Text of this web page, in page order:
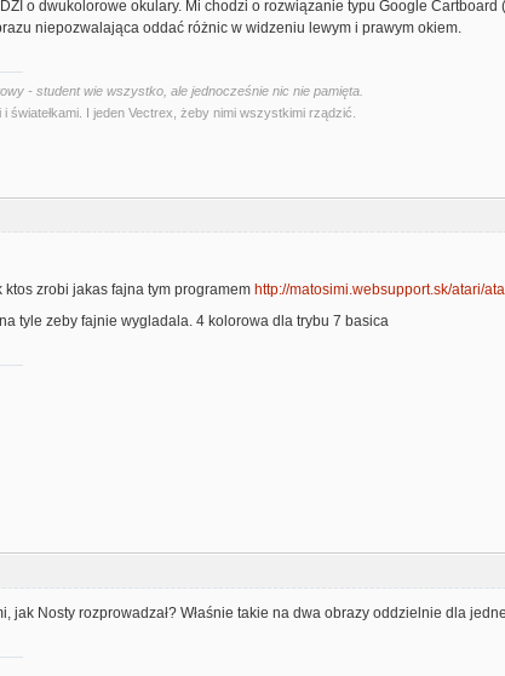
o dwukolorowe okulary. Mi chodzi o rozwiązanie typu Google
niepozwalająca oddać różnic w widzeniu lewym i prawym okiem.
- student wie wszystko, ale jednocześnie nic nie pamięta.
światełkami. I jeden Vectrex, żeby nimi wszystkimi rządzić.
zrobi jakas fajna tym programem http://matosimi.websupport.sk/atari/
tyle zeby fajnie wygladala. 4 kolorowa dla trybu 7 basica
jak Nosty rozprowadzał? Właśnie takie na dwa obrazy oddzielnie dla